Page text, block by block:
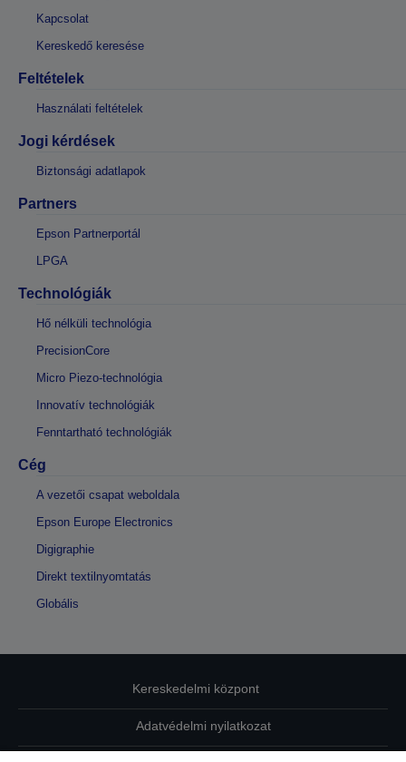
Kapcsolat
Kereskedő keresése
Feltételek
Használati feltételek
Jogi kérdések
Biztonsági adatlapok
Partners
Epson Partnerportál
LPGA
Technológiák
Hő nélküli technológia
PrecisionCore
Micro Piezo-technológia
Innovatív technológiák
Fenntartható technológiák
Cég
A vezetői csapat weboldala
Epson Europe Electronics
Digigraphie
Direkt textilnyomtatás
Globális
Kereskedelmi központ
Adatvédelmi nyilatkozat